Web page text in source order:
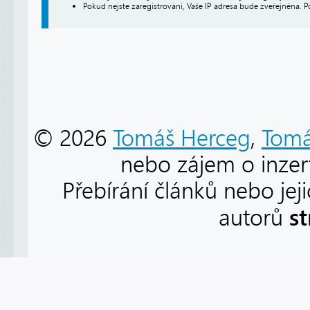
Pokud nejste zaregistrováni, Vaše IP adresa bude
© 2026 Tomáš Herceg,
nebo zájem o
Přebírání článků nebo
autorů